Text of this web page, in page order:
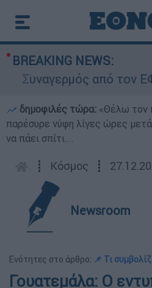
BREAKING NEWS:
από τον ΕΦΕΤ:
δημοφιλές τώρα: «Θέλω τον
παρέσυρε νύφη λίγες ώρες
να πάει σπίτι...
┋ Κόσμος ┋
Newsroom
Ενότητες στο άρθρο: 📌 Τι
Γουατεμάλα: Ο